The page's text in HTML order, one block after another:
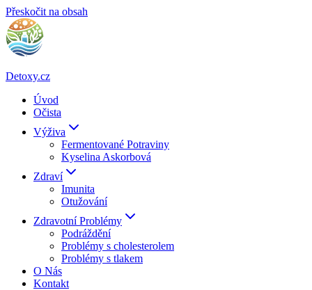
Přeskočit na obsah
Detoxy.cz
Úvod
Očista
Výživa
Fermentované Potraviny
Kyselina Askorbová
Zdraví
Imunita
Otužování
Zdravotní Problémy
Podráždění
Problémy s cholesterolem
Problémy s tlakem
O Nás
Kontakt